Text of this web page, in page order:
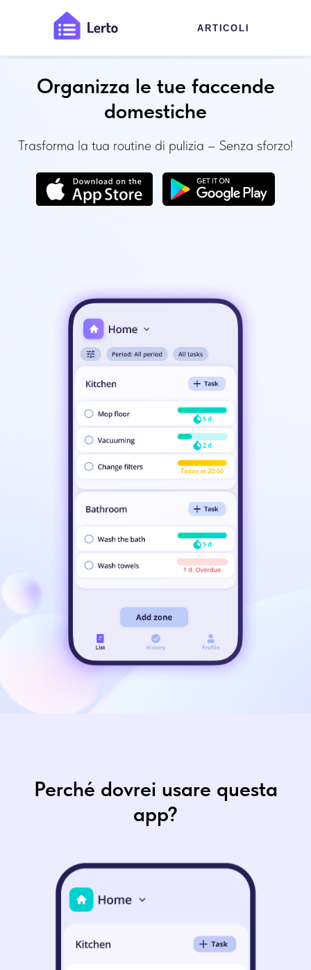
ARTICOLI
Organizza le tue faccende
domestiche
Trasforma la tua routine di pulizia – Senza sforzo!
Perché dovrei usare questa
app?